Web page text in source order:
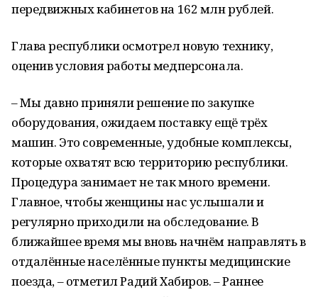
передвижных кабинетов на 162 млн рублей.
Глава республики осмотрел новую технику,
оценив условия работы медперсонала.
– Мы давно приняли решение по закупке
оборудования, ожидаем поставку ещё трёх
машин. Это современные, удобные комплексы,
которые охватят всю территорию республики.
Процедура занимает не так много времени.
Главное, чтобы женщины нас услышали и
регулярно приходили на обследование. В
ближайшее время мы вновь начнём направлять в
отдалённые населённые пункты медицинские
поезда, – отметил Радий Хабиров. – Раннее